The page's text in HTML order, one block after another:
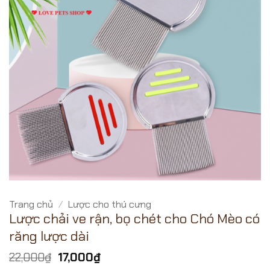
Trang chủ / Lược cho thú cưng
Lược chải ve rận, bọ chét cho Chó Mèo có
răng lược dài
22,000₫ Giá
gốc
17,000₫Giá